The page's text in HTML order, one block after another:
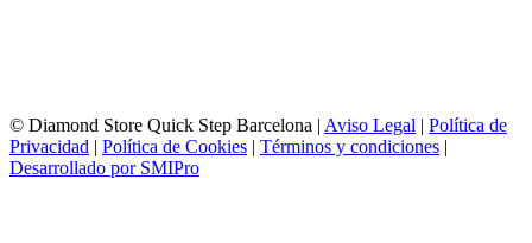
© Diamond Store Quick Step Barcelona | Aviso Legal | Política de
Privacidad | Política de Cookies | Términos y condiciones |
Desarrollado por SMIPro